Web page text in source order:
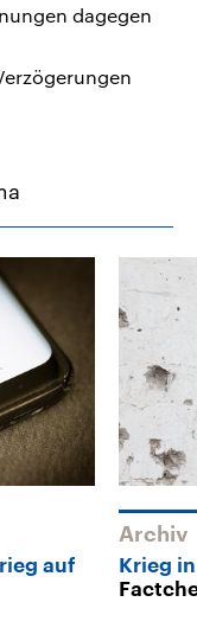
dagegen
auf
Archiv
Krieg